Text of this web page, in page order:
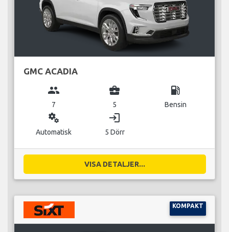
GMC ACADIA
group
7
business_center
5
local_gas_station
Bensin
miscellaneous_services
Automatisk
login
5 Dörr
VISA DETALJER...
KOMPAKT